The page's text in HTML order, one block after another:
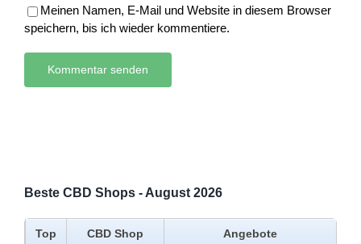
Meinen Namen, E-Mail und Website in diesem Browser
speichern, bis ich wieder kommentiere.
Beste CBD Shops - August 2026
Top CBD Shop Angebote